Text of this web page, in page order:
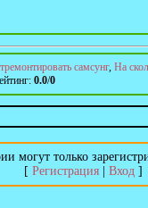
самсунг, На
: 0.0/0
могут только
[ Регистрация| Вход]